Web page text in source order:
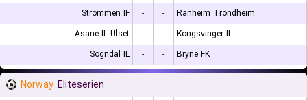
Strommen IF
- -
Ranheim Trondheim
Asane IL Ulset
- -
Kongsvinger IL
Sogndal IL
- - Bryne FK
Norway Eliteserien